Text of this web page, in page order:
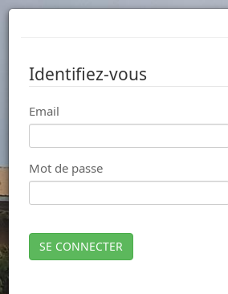
Identifiez-vous
Email
Mot de passe
SE CONNECTER